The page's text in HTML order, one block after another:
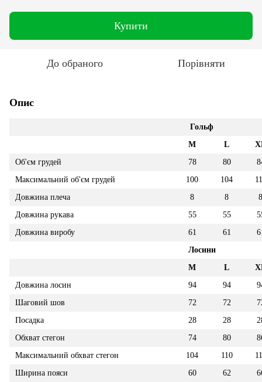
Купити
До обраного Порівняти
Опис
Гольф
M
L
Об'єм грудей
78 80
Максимальний об'єм грудей
100 104
Довжина плеча
8 8
8
Довжина рукава
55 55
Довжина виробу
61 61
Лосини
M
L
Довжина лосин
94 94
Шаговий шов
72 72
Посадка
28 28
Обхват стегон
74 80
Максимальний обхват стегон
104 110
Ширина пояси
60 62